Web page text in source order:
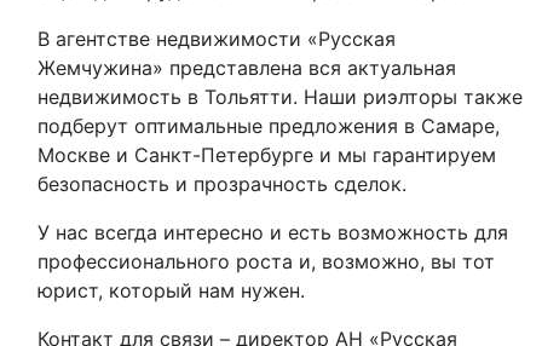
В агентстве недвижимости «Русская
Жемчужина» представлена вся актуальная
недвижимость в Тольятти. Наши риэлторы также
подберут оптимальные предложения в Самаре,
Москве и Санкт-Петербурге и мы гарантируем
безопасность и прозрачность сделок.
У нас всегда интересно и есть возможность для
профессионального роста и, возможно, вы тот
юрист, который нам нужен.
Контакт для связи – директор АН «Русская